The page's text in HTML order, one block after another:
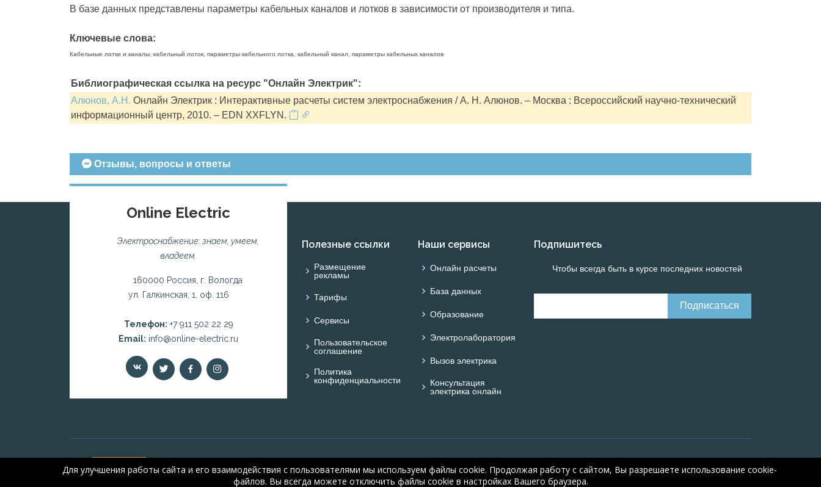
В базе данных представлены параметры кабельных каналов и лотков в зависимости от производителя и типа.
Ключевые слова:
Кабельные лотки и каналы, кабельный лоток, параметры кабельного лотка, кабельный канал, параметры кабельных каналов
Библиографическая ссылка на ресурс "Онлайн Электрик":
Алюнов, А.Н. Онлайн Электрик : Интерактивные расчеты систем электроснабжения / А. Н. Алюнов. – Москва : Всероссийский научно-технический
информационный центр, 2010. – EDN XXFLYN.
Отзывы, вопросы и ответы
Online Electric
Электроснабжение: знаем, умеем,
владеем.
160000 Россия, г. Вологда
ул. Галкинская, 1, оф. 116
Телефон: +7 911 502 22 29
Email: info@online-electric.ru
Полезные ссылки
Размещение
рекламы
Тарифы
Сервисы
Пользовательское
соглашение
Политика
конфиденциальности
Наши сервисы
Онлайн расчеты
База данных
Образование
Электролаборатория
Вызов электрика
Консультация
электрика онлайн
Подпишитесь
Чтобы всегда быть в курсе последних новостей
electric.ru, 2008-2026
Для улучшения работы сайта и его взаимодействия с пользователями мы используем файлы cookie. Продолжая работу с сайтом, Вы разрешаете использование cookie-
файлов. Вы всегда можете отключить файлы cookie в настройках Вашего браузера.